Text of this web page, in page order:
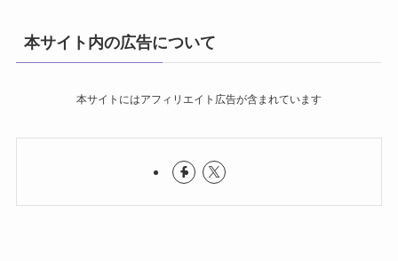
本サイト内の広告について
本サイトにはアフィリエイト広告が含まれています